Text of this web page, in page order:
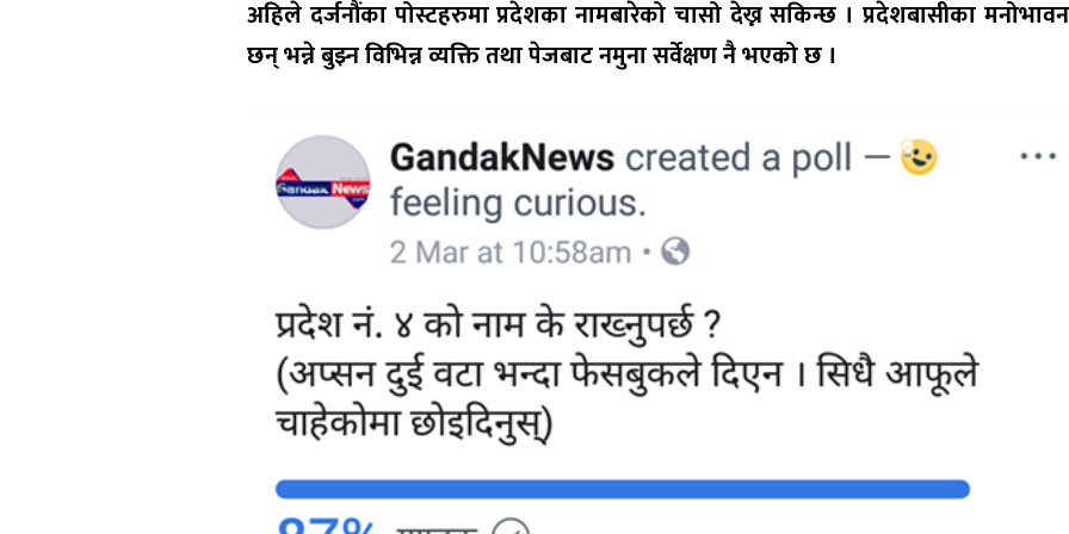
अहिले दर्जनौंका पोस्टहरुमा प्रदेशका नामबारेको चासो देख्न सकिन्छ । प्रदेशबासीका
छन् भन्ने बुझ्न विभिन्न व्यक्ति तथा पेजबाट नमुना सर्वेक्षण नै भएको छ ।